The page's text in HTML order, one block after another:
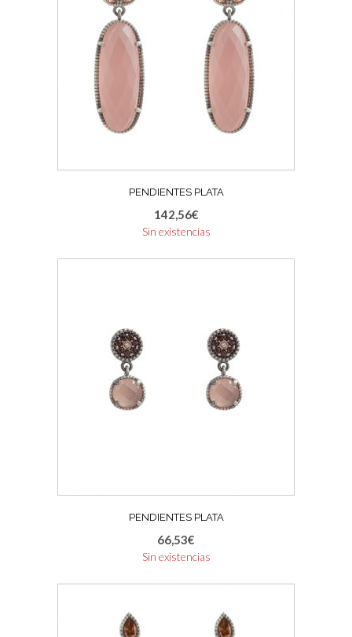
PENDIENTES PLATA
142,56€
Sin existencias
PENDIENTES PLATA
66,53€
Sin existencias